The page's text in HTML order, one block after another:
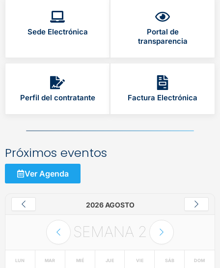
Sede Electrónica
Portal de
transparencia
Perfil del contratante Factura Electrónica
Próximos eventos
Ver Agenda
2026 AGOSTO
SEMANA 2
LUN MAR MIÉ JUE VIE SÁB DOM